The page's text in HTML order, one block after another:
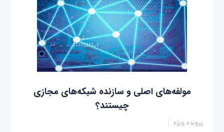
مولفه‌های اصلی و سازنده شبکه‌های مجازی
چیستند؟
پرونده ویژه